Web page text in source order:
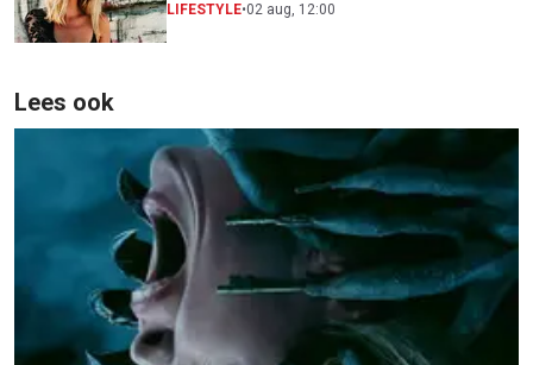
festivalscene van Europa"
LIFESTYLE•02 aug, 12:00
Lees ook